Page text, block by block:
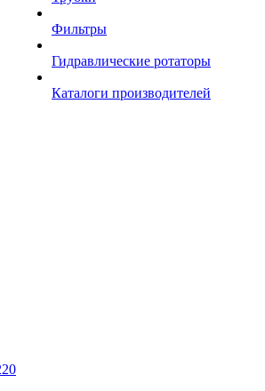
Фильтры
Гидравлические ротаторы
Каталоги производителей